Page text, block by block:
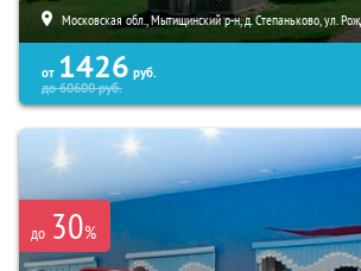
Московская обл., Мытищинский р-н, д. Степаньково, ул.
от 1426 руб.
до60600руб.
до 30%